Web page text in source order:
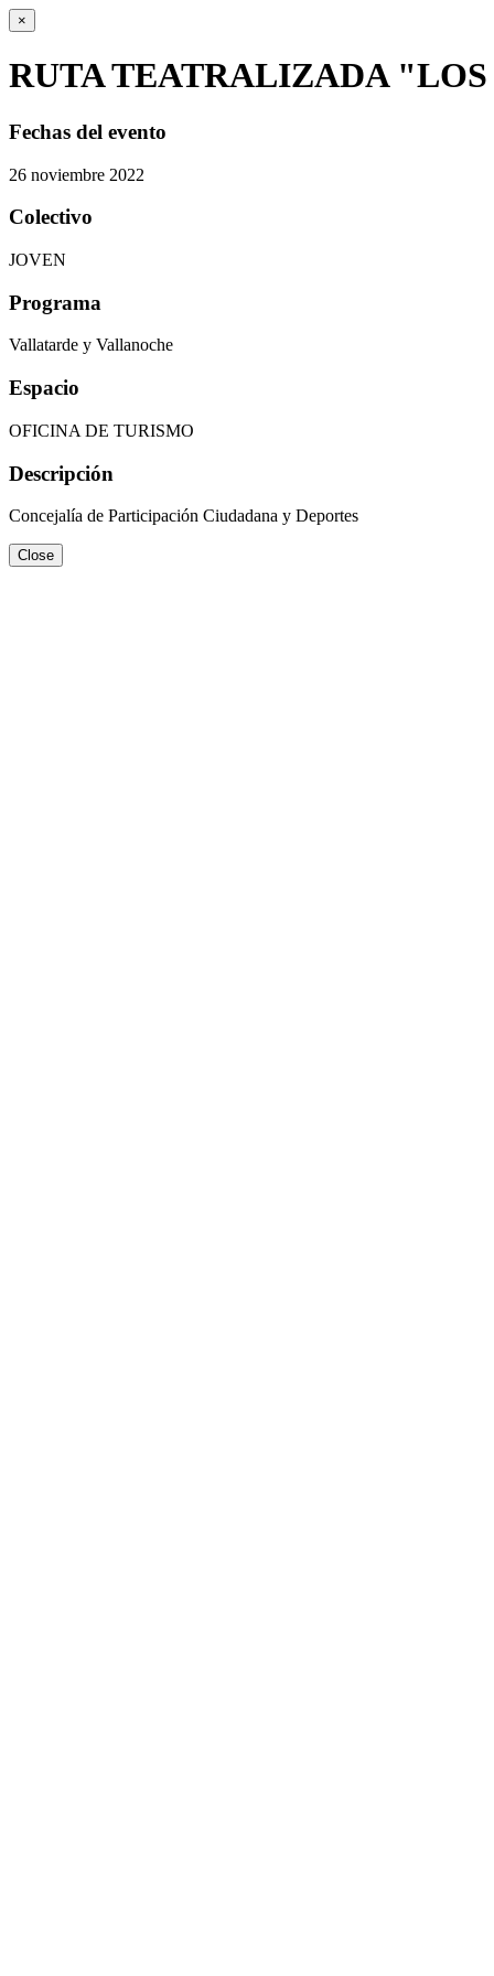
×
RUTA TEATRALIZADA
Fechas del evento
26 noviembre 2022
Colectivo
JOVEN
Programa
Vallatarde y Vallanoche
Espacio
OFICINA DE TURISMO
Descripción
Concejalía de Participación Ciudadana y Deportes
Close